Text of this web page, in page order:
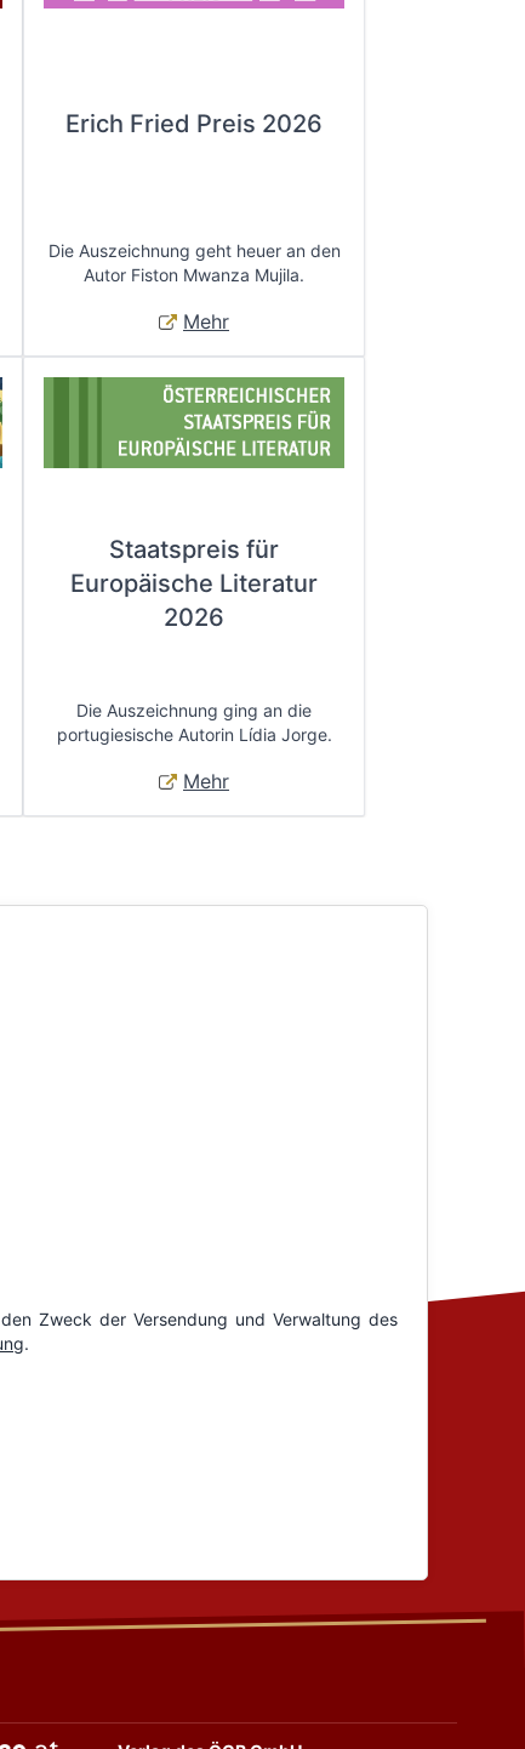
Erich Fried Preis 2026
Die Auszeichnung geht heuer an den
Autor Fiston Mwanza Mujila.
Mehr
Staatspreis für
Europäische Literatur
2026
Die Auszeichnung ging an die
portugiesische Autorin Lídia Jorge.
Mehr